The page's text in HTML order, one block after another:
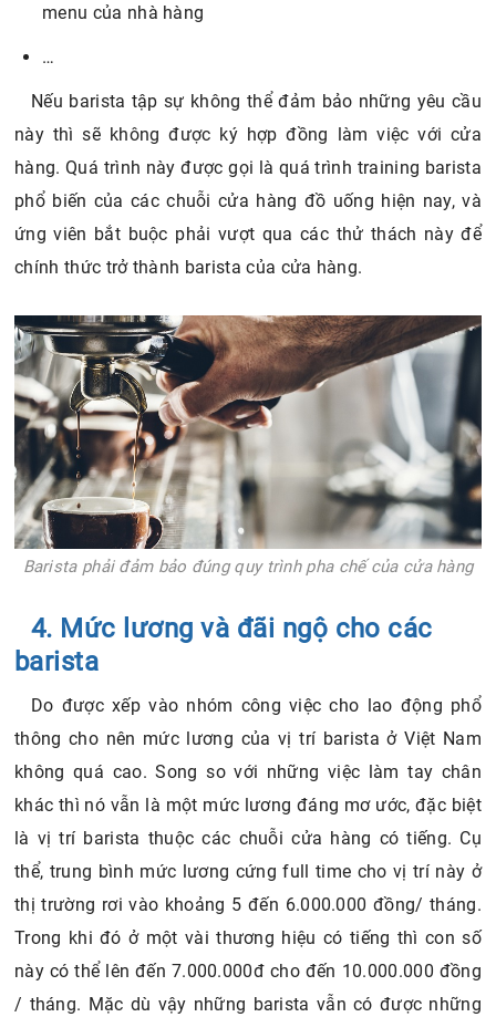
menu của nhà hàng
…
Nếu barista tập sự không thể đảm bảo những yêu cầu
này thì sẽ không được ký hợp đồng làm việc với cửa
hàng. Quá trình này được gọi là quá trình training barista
phổ biến của các chuỗi cửa hàng đồ uống hiện nay, và
ứng viên bắt buộc phải vượt qua các thử thách này để
chính thức trở thành barista của cửa hàng.
Barista phải đảm bảo đúng quy trình pha chế của cửa hàng
4. Mức lương và đãi ngộ cho các
barista
Do được xếp vào nhóm công việc cho lao động phổ
thông cho nên mức lương của vị trí barista ở Việt Nam
không quá cao. Song so với những việc làm tay chân
khác thì nó vẫn là một mức lương đáng mơ ước, đặc biệt
là vị trí barista thuộc các chuỗi cửa hàng có tiếng. Cụ
thể, trung bình mức lương cứng full time cho vị trí này ở
thị trường rơi vào khoảng 5 đến 6.000.000 đồng/ tháng.
Trong khi đó ở một vài thương hiệu có tiếng thì con số
này có thể lên đến 7.000.000đ cho đến 10.000.000 đồng
/ tháng. Mặc dù vậy những barista vẫn có được những